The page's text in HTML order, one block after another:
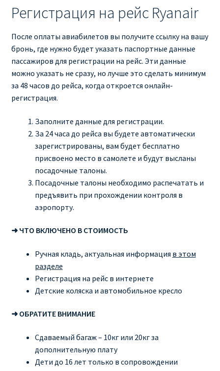
Регистрация на рейс Ryanair
После оплаты авиабилетов вы получите ссылку на вашу
бронь, где нужно будет указать паспортные данные
пассажиров для регистрации на рейс. Эти данные
можно указать не сразу, но лучше это сделать минимум
за 48 часов до рейса, когда откроется онлайн-
регистрация.
Заполните данные для регистрации.
За 24 часа до рейса вы будете автоматически
зарегистрированы, вам будет бесплатно
присвоено место в самолете и будут высланы
посадочные талоны.
Посадочные талоны необходимо распечатать и
предъявить при прохождении контроля в
аэропорту.
➜ ЧТО ВКЛЮЧЕНО В СТОИМОСТЬ
Ручная кладь, актуальная информация в этом
разделе
Регистрация на рейс в интернете
Детские коляска и автомобильное кресло
➜ ОБРАТИТЕ ВНИМАНИЕ
Сдаваемый багаж – 10кг или 20кг за
дополнительную плату
Дети до 16 лет только в сопровождении